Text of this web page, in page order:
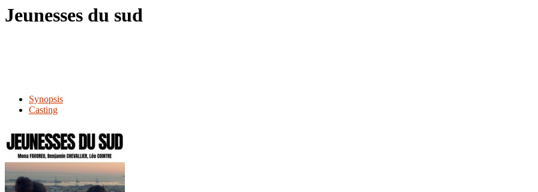
site
Jeunesses du sud
Synopsis
Casting